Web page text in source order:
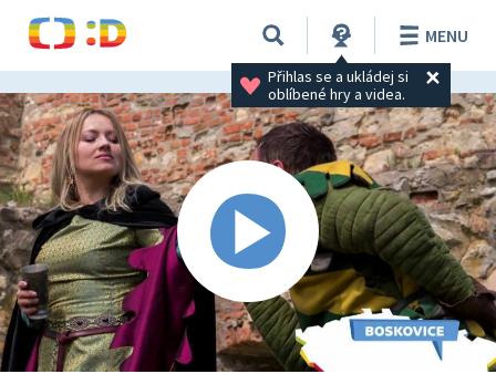
Přihlas se a ukládej si
oblíbené hry a videa.
MENU